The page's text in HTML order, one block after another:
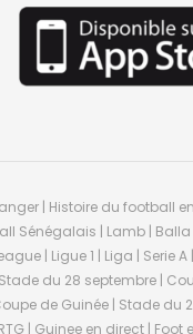
| Histoire du football
| Lamb | Balla
| Ligue 1 | Liga | Serie
du 28 septembre |
de Guinée | Stade
| Guinee en direct |